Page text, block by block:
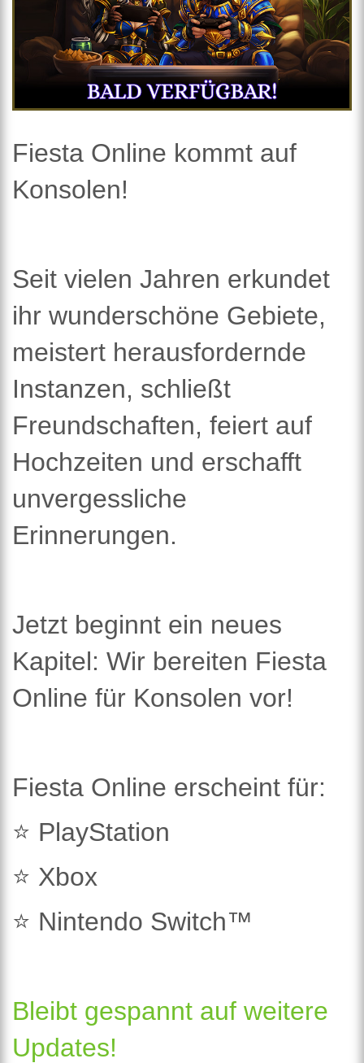
Fiesta Online kommt auf
Konsolen!
Seit vielen Jahren erkundet
ihr wunderschöne Gebiete,
meistert herausfordernde
Instanzen, schließt
Freundschaften, feiert auf
Hochzeiten und erschafft
unvergessliche
Erinnerungen.
Jetzt beginnt ein neues
Kapitel: Wir bereiten Fiesta
Online für Konsolen vor!
Fiesta Online erscheint für:
⭐ PlayStation
⭐ Xbox
⭐ Nintendo Switch™
Bleibt gespannt auf weitere
Updates!